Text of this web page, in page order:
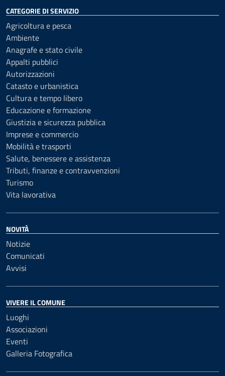
CATEGORIE DI SERVIZIO
Agricoltura e pesca
Ambiente
Anagrafe e stato civile
Appalti pubblici
Autorizzazioni
Catasto e urbanistica
Cultura e tempo libero
Educazione e formazione
Giustizia e sicurezza pubblica
Imprese e commercio
Mobilità e trasporti
Salute, benessere e assistenza
Tributi, finanze e contravvenzioni
Turismo
Vita lavorativa
NOVITÀ
Notizie
Comunicati
Avvisi
VIVERE IL COMUNE
Luoghi
Associazioni
Eventi
Galleria Fotografica